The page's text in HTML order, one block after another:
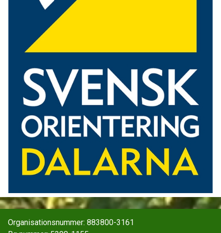
Organisationsnummer: 883800-3161